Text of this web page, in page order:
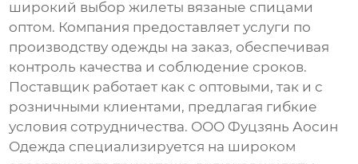
широкий выборжилеты вязаные спицами
оптом. Компания предоставляет услуги по
производству одежды на заказ, обеспечивая
контроль качества и соблюдение сроков.
Поставщик работает как с оптовыми, так и с
розничными клиентами, предлагая гибкие
условия сотрудничества. ООО Фуцзянь Аосин
Одежда специализируется на широком